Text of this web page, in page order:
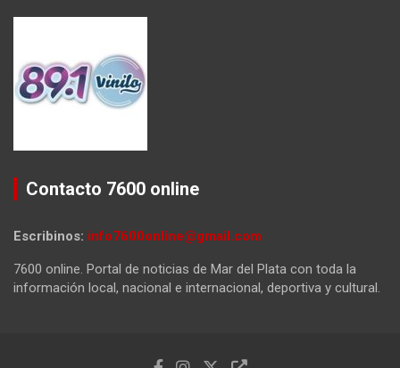
Contacto 7600 online
Escribinos: info7600online@gmail.com
7600 online. Portal de noticias de Mar del Plata con toda la
información local, nacional e internacional, deportiva y cultural.